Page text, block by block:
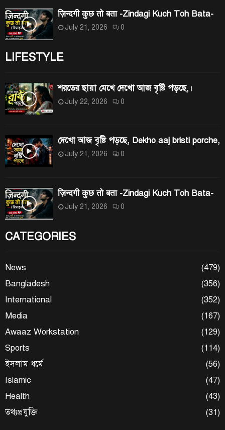
ज़िन्दगी कुछ तो बता -Zindagi Kuch Toh Bata-
July 21, 2026 0
LIFESTYLE
শরতের ছায়া মেখে দেখো আজ বৃষ্টি পড়ছে,।
July 22, 2026 0
দেখো আজ বৃষ্টি পড়ছে, Dekho aaj bristi porche,
July 21, 2026 0
ज़िन्दगी कुछ तो बता -Zindagi Kuch Toh Bata-
July 21, 2026 0
CATEGORIES
News
(479)
Bangladesh
(356)
International
(352)
Media
(167)
Awaaz Workstation
(129)
Sports
(114)
ইসলাম ধর্মে
(56)
Islamic
(47)
Health
(43)
তথ্যপ্রযুক্তি
(31)